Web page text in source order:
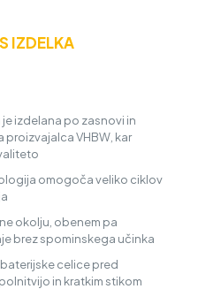
IZDELKA
izdelana po zasnovi in
VHBW, kar
omogoča veliko ciklov
okolju, obenem pa
brez spominskega učinka
celice pred
in kratkim stikom